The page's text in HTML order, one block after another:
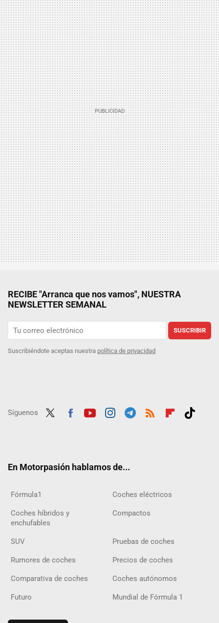
RECIBE "Arranca que nos vamos", NUESTRA
NEWSLETTER SEMANAL
SUSCRIBIR
Suscribiéndote aceptas nuestra política de privacidad
Síguenos
En Motorpasión hablamos de...
Fórmula1 Coches eléctricos
Coches híbridos y
enchufables
Compactos
SUV Pruebas de coches
Rumores de coches Precios de coches
Comparativa de coches Coches autónomos
Futuro Mundial de Fórmula 1